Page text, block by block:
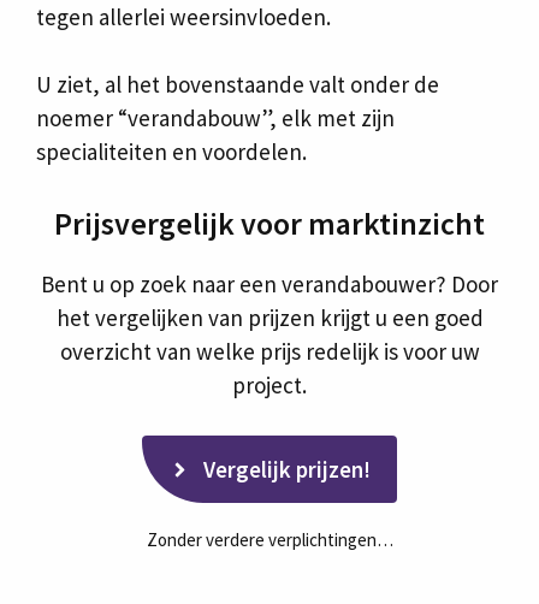
tegen allerlei weersinvloeden.
U ziet, al het bovenstaande valt onder de
noemer “verandabouw”, elk met zijn
specialiteiten en voordelen.
Prijsvergelijk voor marktinzicht
Bent u op zoek naar een verandabouwer? Door
het vergelijken van prijzen krijgt u een goed
overzicht van welke prijs redelijk is voor uw
project.
Vergelijk prijzen!
Zonder verdere verplichtingen…